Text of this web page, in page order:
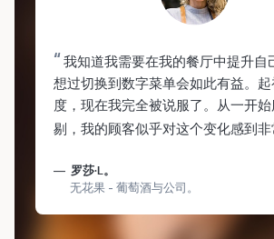
“我知道我需要在我的餐厅中提升自
想过切换到数字菜单会如此有益。
度，现在我完全被说服了。从一开
剔，我的顾客似乎对这个变化感到非
罗莎·L。
无花果 - 葡萄酒与公司。